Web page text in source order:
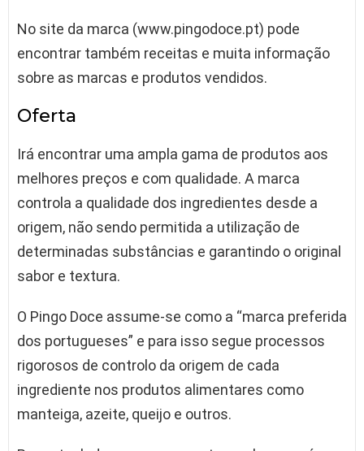
No site da marca (www.pingodoce.pt) pode
encontrar também receitas e muita informação
sobre as marcas e produtos vendidos.
Oferta
Irá encontrar uma ampla gama de produtos aos
melhores preços e com qualidade. A marca
controla a qualidade dos ingredientes desde a
origem, não sendo permitida a utilização de
determinadas substâncias e garantindo o original
sabor e textura.
O Pingo Doce assume-se como a “marca preferida
dos portugueses” e para isso segue processos
rigorosos de controlo da origem de cada
ingrediente nos produtos alimentares como
manteiga, azeite, queijo e outros.